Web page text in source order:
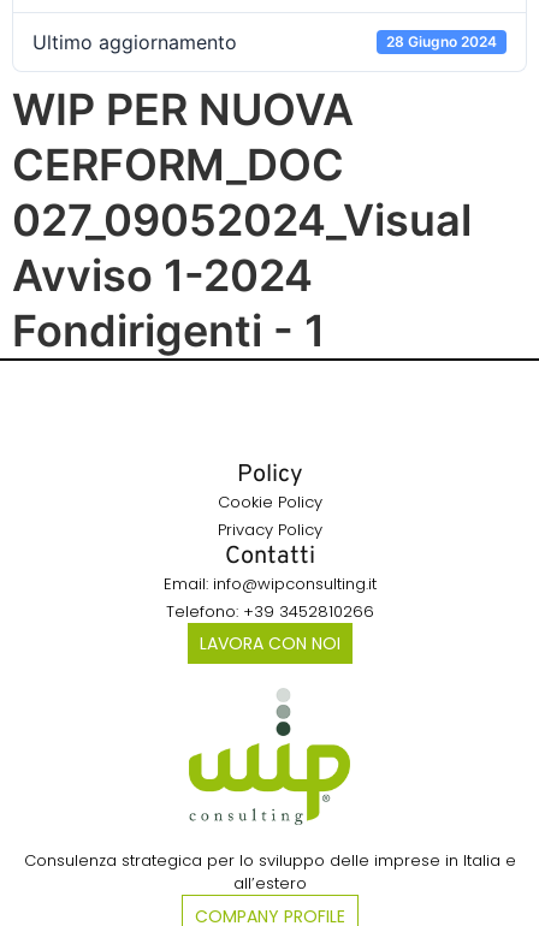
Ultimo aggiornamento 28 Giugno 2024
WIP PER NUOVA
CERFORM_DOC
027_09052024_Visual
Avviso 1-2024
Fondirigenti - 1
Consulenza strategica per lo sviluppo delle imprese in Italia e
all’estero​
COMPANY PROFILE
Policy
Cookie Policy
Privacy Policy
Contatti
Email: info@wipconsulting.it
Telefono: +39 3452810266
LAVORA CON NOI